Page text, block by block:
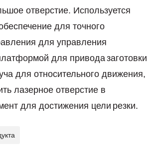
отверстие. Используется
для точного
для управления
для приводазаготовки
для относительного движения,
лазерное отверстие в
для достижения цели резки.